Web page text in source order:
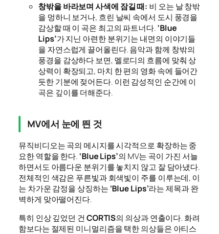
창밖을 바라보며 사색에 잠길 때: 비 오는 날 창밖
을 멍하니 보거나, 흐린 날씨 속에서 도시 풍경을
감상할 때 이 곡은 최고의 파트너다. ‘Blue
Lips’가 지닌 아련한 분위기는 내면의 이야기들
을 자연스럽게 끌어올린다. 음악과 함께 창밖의
풍경을 감상하다 보면, 멜로디의 흐름에 맞춰 상
상력이 확장되고, 마치 한 편의 영화 속에 들어간
듯한 기분에 젖어든다. 이런 감성적인 순간에 이
곡은 깊이를 더해준다.
MV에서 눈에 띈 것
뮤직비디오는 곡의 메시지를 시각적으로 확장하는 중
요한 역할을 한다. ‘Blue Lips’의 MV는 곡이 가진 서늘
하면서도 아름다운 분위기를 놓치지 않고 잘 담아냈다.
전체적인 색감은 푸른빛과 회색빛이 주를 이루는데, 이
는 차가운 감정을 상징하는 ‘Blue Lips’라는 제목과 완
벽하게 맞아떨어진다.
특히 인상 깊었던 건 CORTIS의 의상과 연출이다. 화려
함보다는 절제된 미니멀리즘을 택한 의상들은 아티스